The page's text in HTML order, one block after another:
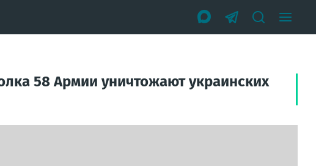
58 Армии уничтожают украинских